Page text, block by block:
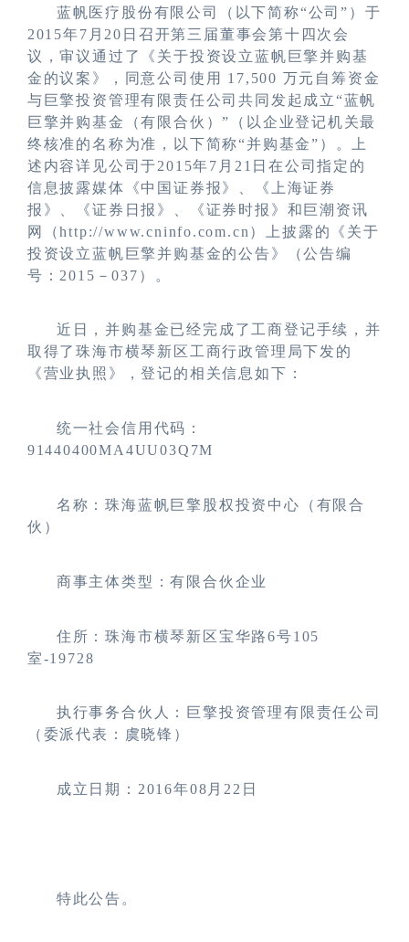
蓝帆医疗股份有限公司（以下简称“公司”）于
2015年7月20日召开第三届董事会第十四次会
议，审议通过了《关于投资设立蓝帆巨擎并购基
金的议案》，同意公司使用 17,500 万元自筹资金
与巨擎投资管理有限责任公司共同发起成立“蓝帆
巨擎并购基金（有限合伙）”（以企业登记机关最
终核准的名称为准，以下简称“并购基金”）。上
述内容详见公司于2015年7月21日在公司指定的
信息披露媒体《中国证券报》、《上海证券
报》、《证券日报》、《证券时报》和巨潮资讯
网（http://www.cninfo.com.cn）上披露的《关于
投资设立蓝帆巨擎并购基金的公告》（公告编
号：2015－037）。
近日，并购基金已经完成了工商登记手续，并
取得了珠海市横琴新区工商行政管理局下发的
《营业执照》，登记的相关信息如下：
统一社会信用代码：
91440400MA4UU03Q7M
名称：珠海蓝帆巨擎股权投资中心（有限合
伙）
商事主体类型：有限合伙企业
住所：珠海市横琴新区宝华路6号105
室-19728
执行事务合伙人：巨擎投资管理有限责任公司
（委派代表：虞晓锋）
成立日期：2016年08月22日
特此公告。